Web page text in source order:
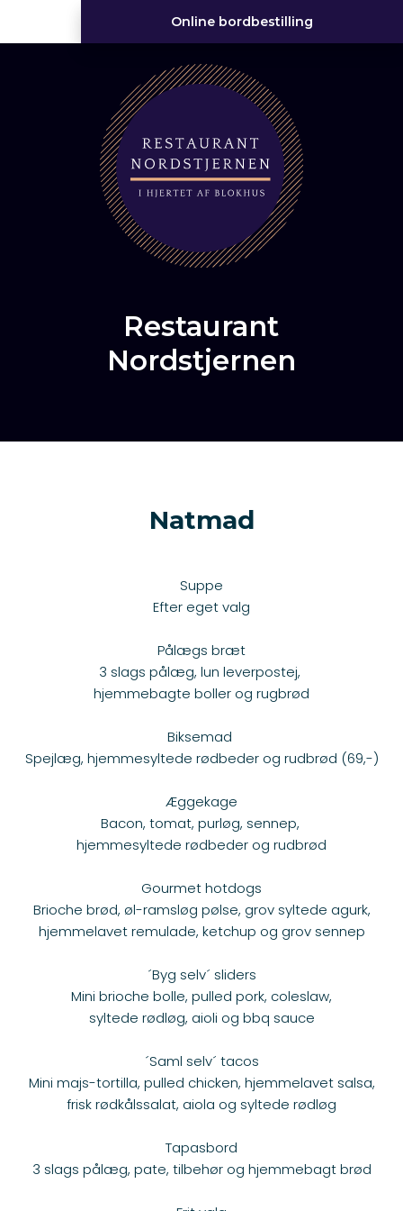
Online bordbestilling
Restaurant
Nordstjernen
Natmad
​Suppe
​​Efter eget valg
Pålægs bræt
3 slags pålæg, lun leverpostej,
hjemmebagte boller og rugbrød
Biksemad
Spejlæg, hjemmesyltede rødbeder og rudbrød (69,-)
Æggekage
Bacon, tomat, purløg, sennep,
hjemmesyltede rødbeder og rudbrød
Gourmet hotdogs
Brioche brød, øl-ramsløg pølse, grov syltede agurk,
hjemmelavet remulade, ketchup og grov sennep
´Byg selv´ sliders
Mini brioche bolle, pulled pork, coleslaw,
syltede rødløg, aioli og bbq sauce
´Saml selv´ tacos
Mini majs-tortilla, pulled chicken, hjemmelavet salsa,
frisk rødkålssalat, aiola og syltede rødløg
Tapasbord
3 slags pålæg, pate, tilbehør og hjemmebagt brød